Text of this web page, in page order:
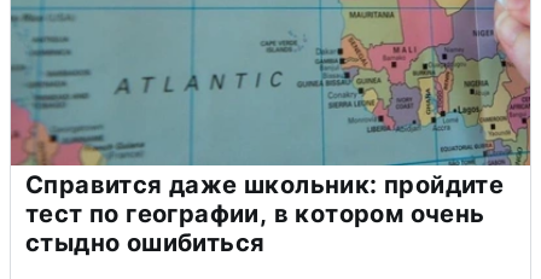
Справится даже школьник: пройдите
тест по географии, в котором очень
стыдно ошибиться